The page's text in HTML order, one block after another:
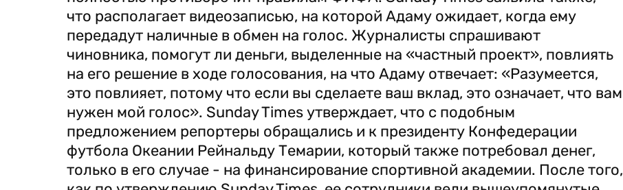
что располагает видеозаписью, на которой Адаму ожидает, когда ему
передадут наличные в обмен на голос. Журналисты спрашивают
чиновника, помогут ли деньги, выделенные на «частный проект», повлиять
на его решение в ходе голосования, на что Адаму отвечает: «Разумеется,
это повлияет, потому что если вы сделаете ваш вклад, это означает, что вам
нужен мой голос». Sunday Times утверждает, что с подобным
предложением репортеры обращались и к президенту Конфедерации
футбола Океании Рейнальду Темарии, который также потребовал денег,
только в его случае - на финансирование спортивной академии. После того,